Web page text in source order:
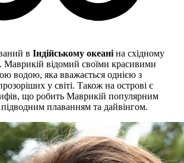
в Індійському океаніна східному
відомий своїми красивими
водою, яка вважається однією з
у світі. Також на острові є
що робить Маврикій популярним
підводним плаванням та дайвінгом.